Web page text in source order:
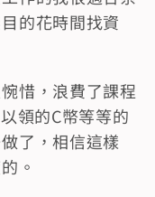
的花時間找資
惜，浪費了課程
領的C幣等等的
了，相信這樣
。